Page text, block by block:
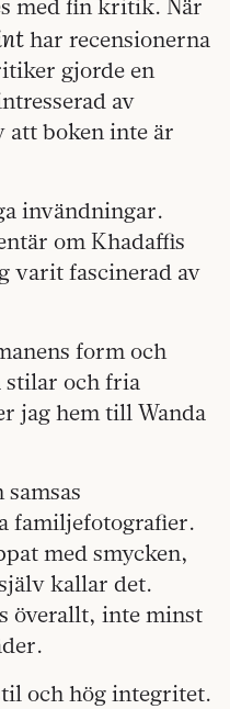
med fin kritik. När
har recensionerna
gjorde en
av
att boken inte är
invändningar.
om Khadaffis
varit fascinerad av
form och
stilar och fria
jag hem till Wanda
familjefotografier.
med smycken,
kallar det.
överallt, inte minst
och hög integritet.